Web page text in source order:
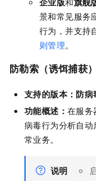
景和常见服务
行为，并支持
则管理。
防勒索（诱饵捕获）
支持的版本：防病
功能概述： 在服务
病毒行为分析自
常业务。
说明